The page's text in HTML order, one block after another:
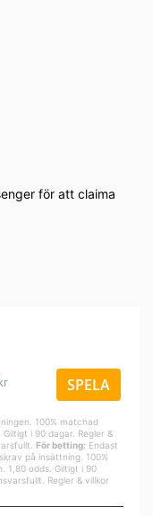
för att claima
SPELA
100% matchad
i 90 dagar. Regler &
För betting: Endast
på insättning. 100%
1,80 odds. Giltigt i 90
Regler & villkor